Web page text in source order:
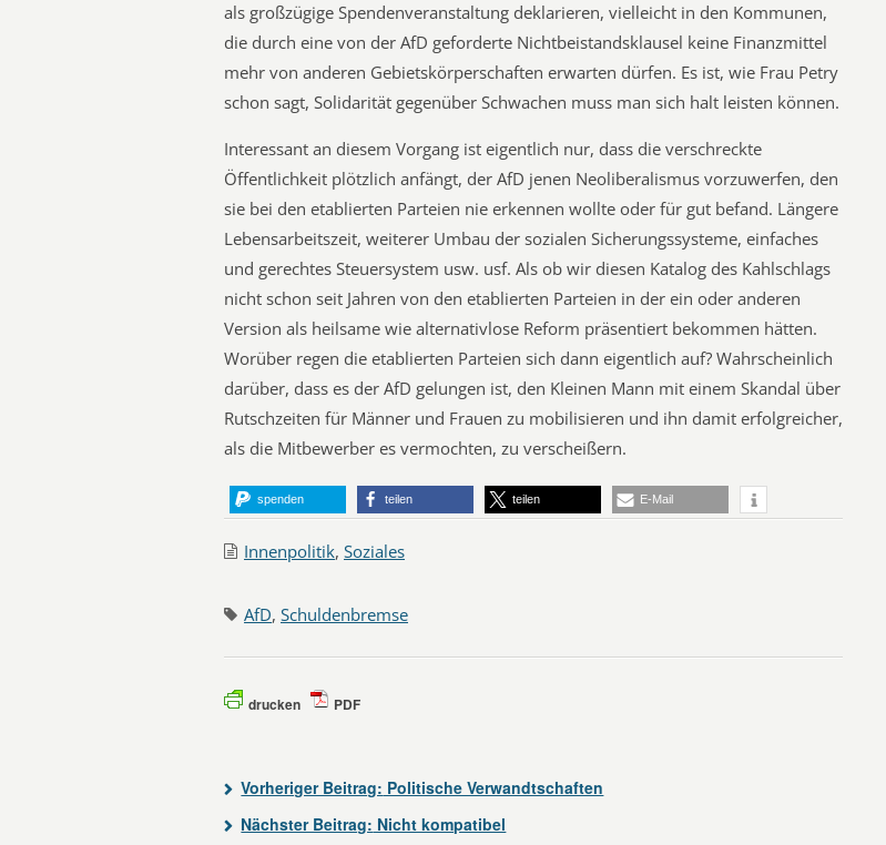
als großzügige Spendenveranstaltung deklarieren, vielleicht in den Kommunen,
die durch eine von der AfD geforderte Nichtbeistandsklausel keine Finanzmittel
mehr von anderen Gebietskörperschaften erwarten dürfen. Es ist, wie Frau Petry
schon sagt, Solidarität gegenüber Schwachen muss man sich halt leisten können.
Interessant an diesem Vorgang ist eigentlich nur, dass die verschreckte
Öffentlichkeit plötzlich anfängt, der AfD jenen Neoliberalismus vorzuwerfen, den
sie bei den etablierten Parteien nie erkennen wollte oder für gut befand. Längere
Lebensarbeitszeit, weiterer Umbau der sozialen Sicherungssysteme, einfaches
und gerechtes Steuersystem usw. usf. Als ob wir diesen Katalog des Kahlschlags
nicht schon seit Jahren von den etablierten Parteien in der ein oder anderen
Version als heilsame wie alternativlose Reform präsentiert bekommen hätten.
Worüber regen die etablierten Parteien sich dann eigentlich auf? Wahrscheinlich
darüber, dass es der AfD gelungen ist, den Kleinen Mann mit einem Skandal über
Rutschzeiten für Männer und Frauen zu mobilisieren und ihn damit erfolgreicher,
als die Mitbewerber es vermochten, zu verscheißern.
spenden teilen teilen E-Mail
Innenpolitik, Soziales
AfD, Schuldenbremse
drucken PDF
Vorheriger Beitrag: Politische Verwandtschaften
Nächster Beitrag: Nicht kompatibel